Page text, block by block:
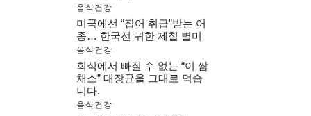
음식건강
미국에선 “잡어 취급”받는 어
종… 한국선 귀한 제철 별미
음식건강
회식에서 빠질 수 없는 “이 쌈
채소” 대장균을 그대로 먹습
니다.
음식건강